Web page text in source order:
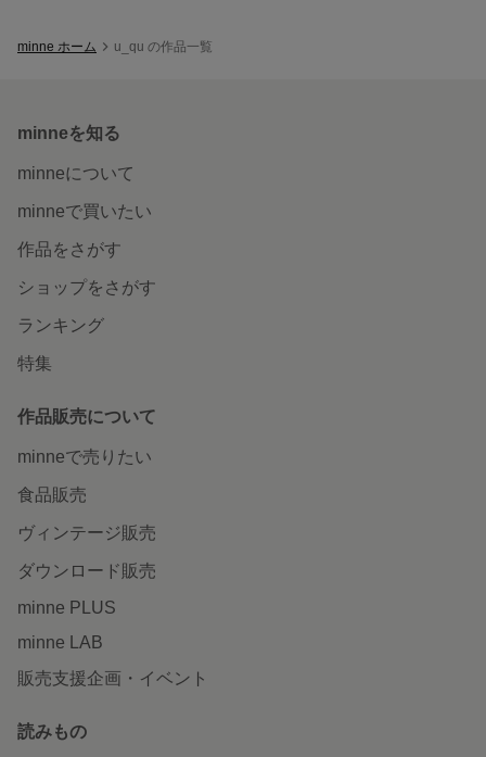
minne ホーム u_qu の作品一覧
minneを知る
minneについて
minneで買いたい
作品をさがす
ショップをさがす
ランキング
特集
作品販売について
minneで売りたい
食品販売
ヴィンテージ販売
ダウンロード販売
minne PLUS
minne LAB
販売支援企画・イベント
読みもの